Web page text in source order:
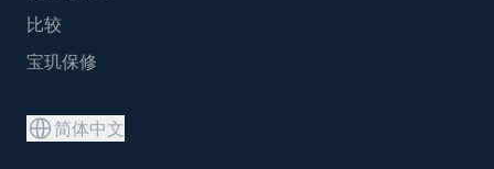
比较
宝玑保修
简体中文